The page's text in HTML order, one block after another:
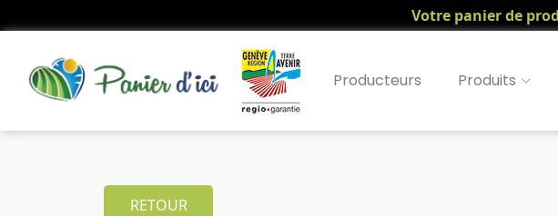
Votre panier de
Producteurs Produits
RETOUR